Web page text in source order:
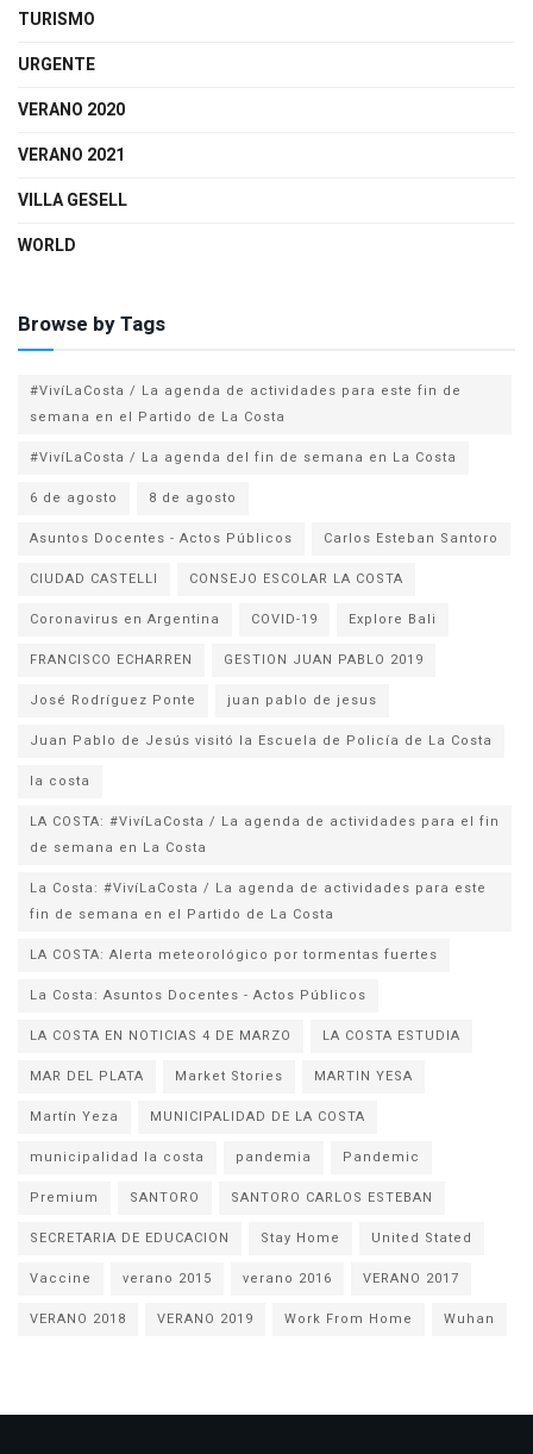
TURISMO
URGENTE
VERANO 2020
VERANO 2021
VILLA GESELL
WORLD
Browse by Tags
#VivíLaCosta / La agenda de actividades para este fin de
semana en el Partido de La Costa
#VivíLaCosta / La agenda del fin de semana en La Costa
6 de agosto
8 de agosto
Asuntos Docentes - Actos Públicos
Carlos Esteban Santoro
CIUDAD CASTELLI
CONSEJO ESCOLAR LA COSTA
Coronavirus en Argentina
COVID-19
Explore Bali
FRANCISCO ECHARREN
GESTION JUAN PABLO 2019
José Rodríguez Ponte
juan pablo de jesus
la costa
LA COSTA: #VivíLaCosta / La agenda de actividades para el fin
de semana en La Costa
La Costa: #VivíLaCosta / La agenda de actividades para este
fin de semana en el Partido de La Costa
LA COSTA: Alerta meteorológico por tormentas fuertes
La Costa: Asuntos Docentes - Actos Públicos
LA COSTA EN NOTICIAS 4 DE MARZO
LA COSTA ESTUDIA
MAR DEL PLATA
Market Stories
MARTIN YESA
Martín Yeza
MUNICIPALIDAD DE LA COSTA
municipalidad la costa
pandemia
Pandemic
Premium
SANTORO
SANTORO CARLOS ESTEBAN
SECRETARIA DE EDUCACION
Stay Home
United Stated
Vaccine
verano 2015 verano 2016
VERANO 2017
VERANO 2018
VERANO 2019 Work From Home Wuhan